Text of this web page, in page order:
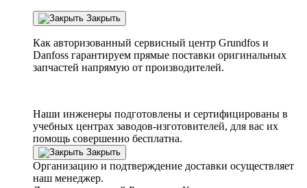
Закрыть
Как авторизованный сервисный центр Grundfos и
Danfoss гарантируем прямые поставки оригинальных
запчастей напрямую от производителей.
Наши инженеры подготовлены и сертифицированы в
учебных центрах заводов-изготовителей, для вас их
помощь совершенно бесплатна.
Закрыть
Организацию и подтверждение доставки осуществляет
наш менеджер.